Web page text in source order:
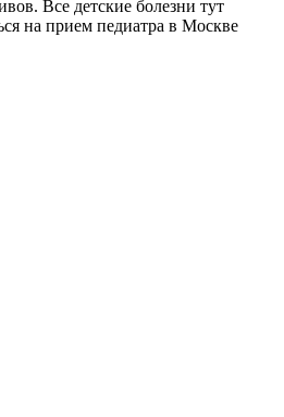
Все детские болезни тут
на прием педиатра в Москве